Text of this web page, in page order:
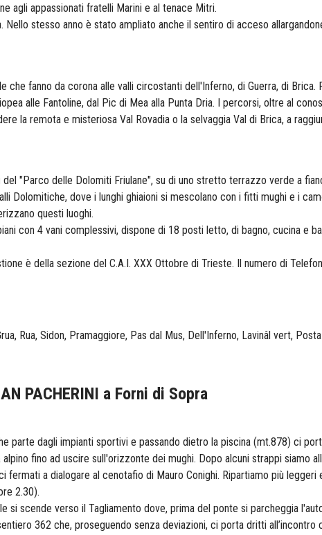
agli appassionati fratelli Marini e al tenace Mitri.
stesso anno è stato ampliato anche il sentiro di acceso
fanno da corona alle valli circostanti dell'Inferno, di Guerra, di Brica.
alle Fantoline, dal Pic di Mea alla Punta Dria. I percorsi, oltre al
la remota e misteriosa Val Rovadia o la selvaggia Val di Brica, a
"Parco delle Dolomiti Friulane", su di uno stretto terrazzo verde a
Dolomitiche, dove i lunghi ghiaioni si mescolano con i fitti mughi e i
questi luoghi.
con 4 vani complessivi, dispone di 18 posti letto, di bagno, cucina e
è della sezione del C.A.I. XXX Ottobre di Trieste. Il numero di
Rua, Sidon, Pramaggiore, Pas dal Mus, Dell'Inferno, Lavinâl vert,
PACHERINI a Forni di Sopra
parte dagli impianti sportivi e passando dietro la piscina (mt.878) ci
fino ad uscire sull'orizzonte dei mughi. Dopo alcuni strappi siamo
a dialogare al cenotafio di Mauro Conighi. Ripartiamo più leggeri
2.30).
si scende verso il Tagliamento dove, prima del ponte si parcheggia
362 che, proseguendo senza deviazioni, ci porta dritti all’incontro